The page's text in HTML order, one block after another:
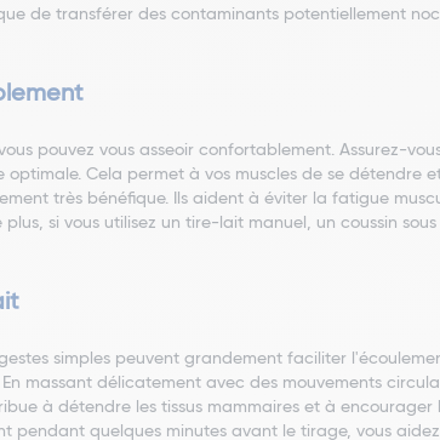
de transférer des contaminants potentiellement
pouvez vous asseoir confortablement. Assurez-
Cela permet à vos muscles de se détendre
très bénéfique. Ils aident à éviter la fatigue
si vous utilisez un tire-lait manuel, un coussin
simples peuvent grandement faciliter
massant délicatement avec des mouvements
à détendre les tissus mammaires et à
pendant quelques minutes avant le tirage, vous